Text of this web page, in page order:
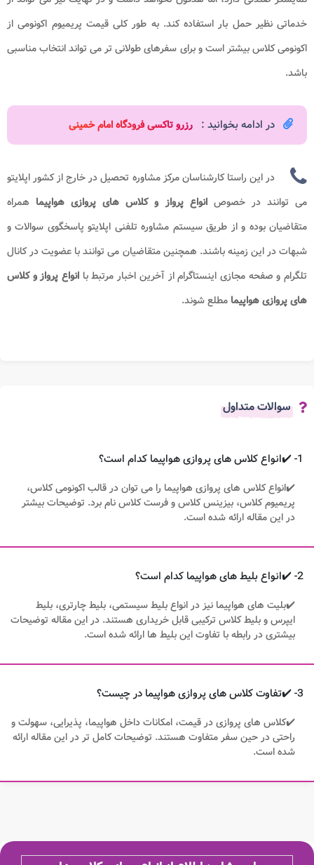
خدماتی نظیر حمل بار استفاده کند. به طور کلی قیمت پریمیوم اکونومی از
اکونومی کلاس بیشتر است و برای سفرهای طولانی تر می تواند انتخاب مناسبی
باشد.
در ادامه بخوانید : رزرو تاکسی فرودگاه امام خمینی
در این راستا کارشناسان مرکز مشاوره تحصیل در خارج از کشور اپلایتو
می توانند در خصوصانواع پرواز و کلاس های پروازی هواپیما همراه
متقاضیان بوده و از طریق سیستم مشاوره تلفنی اپلایتو پاسخگوی سوالات و
شبهات در این زمینه باشند. همچنین متقاضیان می توانند با عضویت در کانال
تلگرام و صفحه مجازی اینستاگرام از آخرین اخبار مرتبط با انواع پرواز و کلاس
های پروازی هواپیما مطلع شوند.
سوالات متداول
1- ✔️انواع کلاس های پروازی هواپیما کدام است؟
✔️انواع کلاس های پروازی هواپیما را می توان در قالب اکونومی کلاس،
پریمیوم کلاس، بیزینس کلاس و فرست کلاس نام برد. توضیحات بیشتر
در این مقاله ارائه شده است.
2- ✔️انواع بلیط های هواپیما کدام است؟
✔️بلیت های هواپیما نیز در انواع بلیط سیستمی، بلیط چارتری، بلیط
ایپرس و بلیط کلاس ترکیبی قابل خریداری هستند. در این مقاله توضیحات
بیشتری در رابطه با تفاوت این بلیط ها ارائه شده است.
3- ✔️تفاوت کلاس های پروازی هواپیما در چیست؟
✔️کلاس های پروازی در قیمت، امکانات داخل هواپیما، پذیرایی، سهولت و
راحتی در حین سفر متفاوت هستند. توضیحات کامل تر در این مقاله ارائه
شده است.